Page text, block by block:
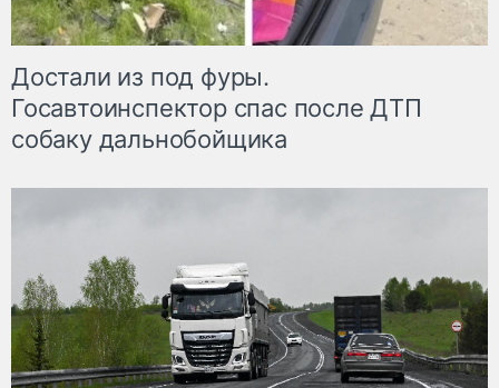
Достали из под фуры.
Госавтоинспектор спас после ДТП
собаку дальнобойщика